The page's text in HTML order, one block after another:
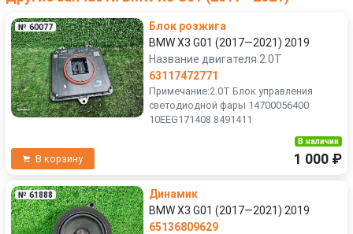
№ 60077
Блок розжига
BMW X3 G01 (2017—2021) 2019
Название двигателя 2.0T
63117472771
Примечание:2.0T Блок управления
светодиодной фары 14700056400
10EEG171408 8491411
В корзину
В наличии
1 000 ₽
№ 61888
Динамик
BMW X3 G01 (2017—2021) 2019
65136809629